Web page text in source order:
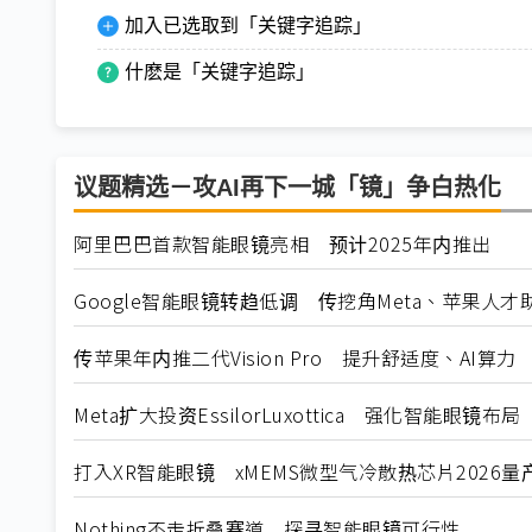
加入已选取到「关键字追踪」
什麽是「关键字追踪」
议题精选－攻AI再下一城「镜」争白热化
阿里巴巴首款智能眼镜亮相 预计2025年内推出
Google智能眼镜转趋低调 传挖角Meta、苹果人才
传苹果年内推二代Vision Pro 提升舒适度、AI算力
Meta扩大投资EssilorLuxottica 强化智能眼镜布局
打入XR智能眼镜 xMEMS微型气冷散热芯片2026量